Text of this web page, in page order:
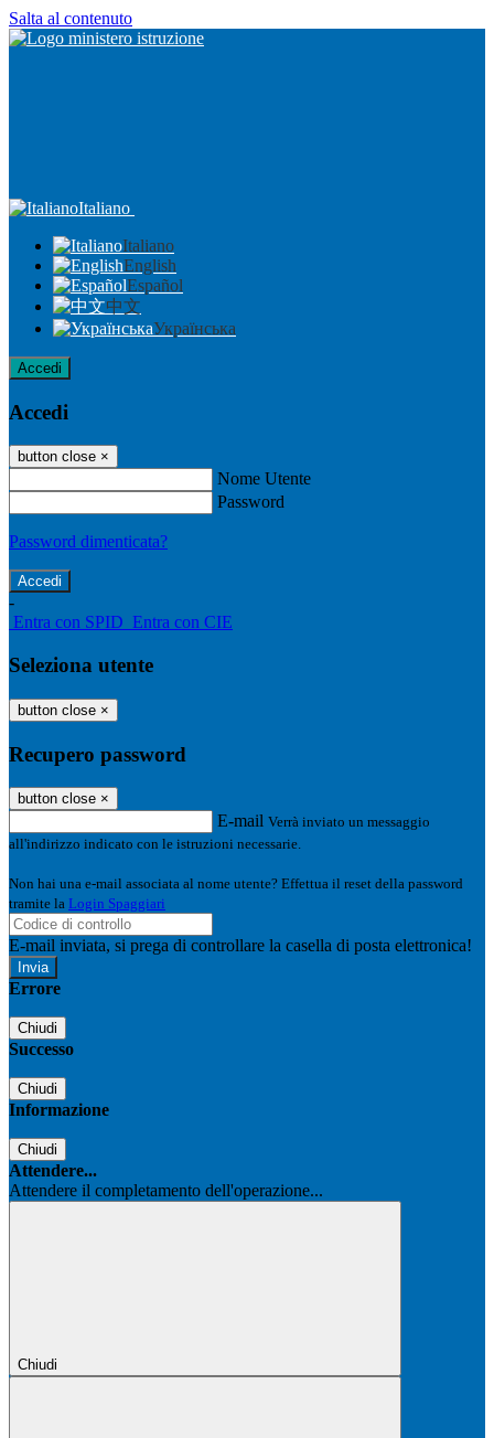
Salta al contenuto
Italiano
Italiano
English
Español
中文
Українська
Accedi
Accedi
button close ×
Nome Utente
Password
Password dimenticata?
-
Entra con SPID Entra con CIE
Seleziona utente
button close ×
Recupero password
button close ×
E-mail Verrà inviato un messaggio
all'indirizzo indicato con le istruzioni necessarie.
Non hai una e-mail associata al nome utente? Effettua il reset della password
tramite la Login Spaggiari
E-mail inviata, si prega di controllare la casella di posta elettronica!
Errore
Chiudi
Successo
Chiudi
Informazione
Chiudi
Attendere...
Attendere il completamento dell'operazione...
Chiudi